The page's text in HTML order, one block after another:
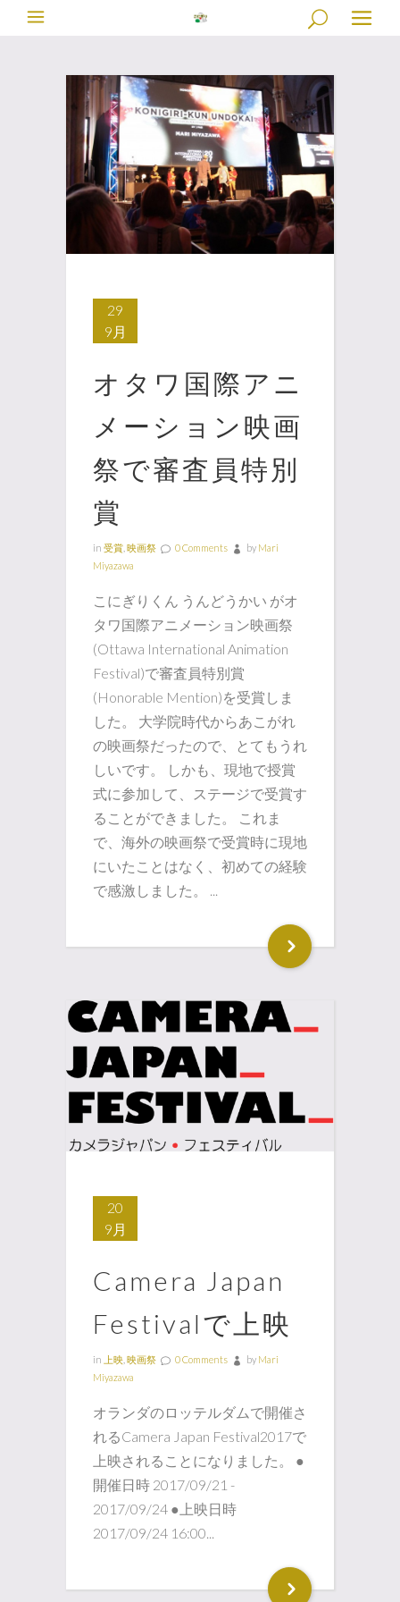
29
9月
オタワ国際アニ
メーション映画
祭で審査員特別
賞
in 受賞 映画祭 0 Comments by Mari
Miyazawa
こにぎりくん うんどうかい がオ
タワ国際アニメーション映画祭
(Ottawa International Animation
Festival)で審査員特別賞
(Honorable Mention)を受賞しま
した。 大学院時代からあこがれ
の映画祭だったので、とてもうれ
しいです。 しかも、現地で授賞
式に参加して、ステージで受賞す
ることができました。 これま
で、海外の映画祭で受賞時に現地
にいたことはなく、初めての経験
で感激しました。 ...
20
9月
Camera Japan
Festivalで上映
in 上映 映画祭 0 Comments by Mari
Miyazawa
オランダのロッテルダムで開催さ
れるCamera Japan Festival2017で
上映されることになりました。 ●
開催日時 2017/09/21 -
2017/09/24 ●上映日時
2017/09/24 16:00...